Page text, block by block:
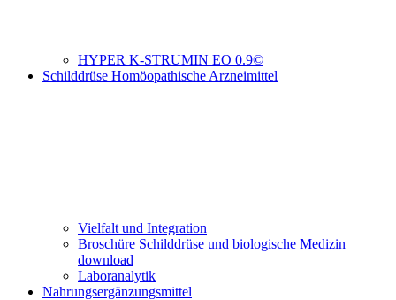
HYPER K-STRUMIN EO 0.9©
Schilddrüse Homöopathische Arzneimittel
Vielfalt und Integration
Broschüre Schilddrüse und biologische Medizin
download
Laboranalytik
Nahrungsergänzungsmittel